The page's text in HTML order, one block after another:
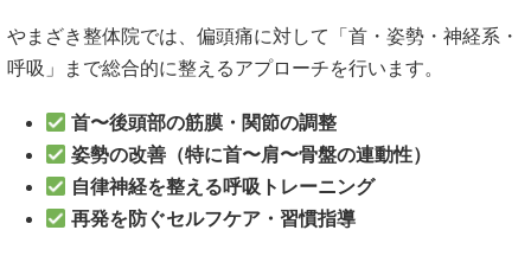
やまざき整体院では、偏頭痛に対して「首・姿勢・神経系・
呼吸」まで総合的に整えるアプローチを行います。
首〜後頭部の筋膜・関節の調整
姿勢の改善（特に首〜肩〜骨盤の連動性）
自律神経を整える呼吸トレーニング
再発を防ぐセルフケア・習慣指導